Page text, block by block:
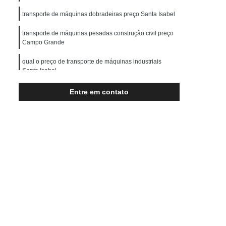
Transporte de Máquinas Pesadas
Civil
Gráficas
transporte de máquinas dobradeiras preço Santa Isabel
transporte de máquinas pesadas construção civil preço
Campo Grande
qual o preço de transporte de máquinas industriais
Santa Isabel
transporte de máquinas pesadas mais barato Praça da
Entre em contato